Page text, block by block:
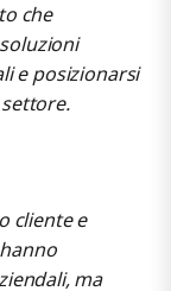
che
e posizionarsi
cliente e
ma